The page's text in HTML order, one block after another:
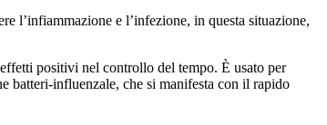
l’infiammazione e l’infezione, in questa situazione,
positivi nel controllo del tempo. È usato per
batteri-influenzale, che si manifesta con il rapido